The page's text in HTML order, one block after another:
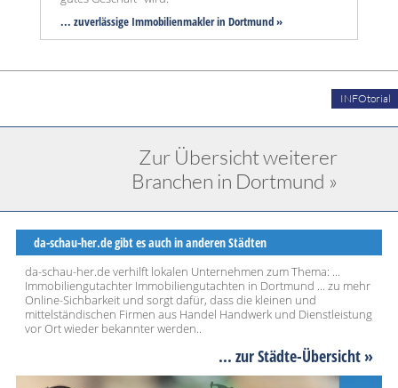
... zuverlässige Immobilienmakler in Dortmund »
INFOtorial
Zur Übersicht weiterer
Branchen in Dortmund »
da-schau-her.de gibt es auch in anderen Städten
da-schau-her.de verhilft lokalen Unternehmen zum Thema: ...
Immobiliengutachter Immobiliengutachten in Dortmund ... zu mehr
Online-Sichbarkeit und sorgt dafür, dass die kleinen und
mittelständischen Firmen aus Handel Handwerk und Dienstleistung
vor Ort wieder bekannter werden..
... zur Städte-Übersicht »